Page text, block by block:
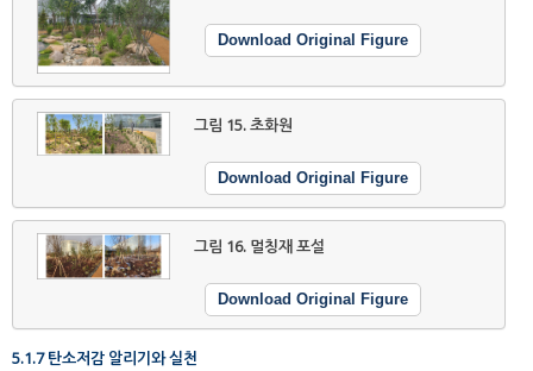
Download Original Figure
그림 15.초화원
Download Original Figure
그림 16. 멀칭재 포설
Download Original Figure
5.1.7 탄소저감 알리기와 실천